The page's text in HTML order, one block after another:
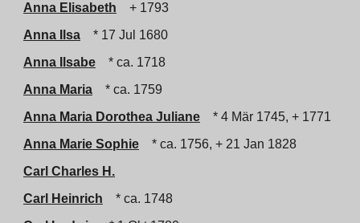
Anna Elisabeth
+ 1793
Anna Ilsa
* 17 Jul 1680
Anna Ilsabe
* ca. 1718
Anna Maria
* ca. 1759
Anna Maria Dorothea Juliane
* 4 Mär 1745, + 1771
Anna Marie Sophie
* ca. 1756, + 21 Jan 1828
Carl Charles H.
Carl Heinrich
* ca. 1748